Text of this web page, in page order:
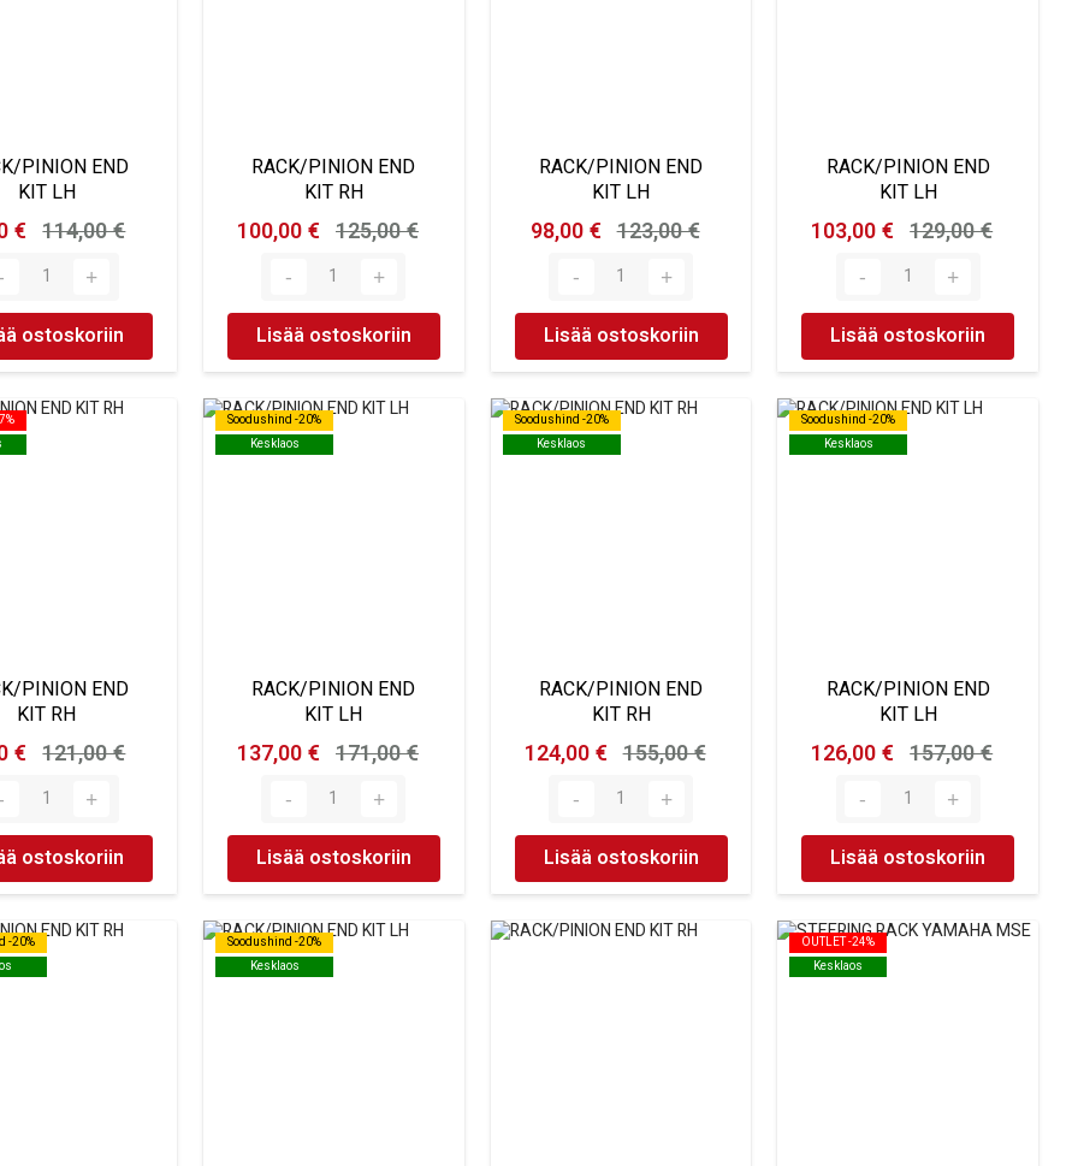
PINION END
KIT LH
€ 114,00 €
ostoskoriin
RACK/PINION END
KIT RH
100,00 € 125,00 €
Lisää ostoskoriin
RACK/PINION END
KIT LH
98,00 € 123,00 €
Lisää ostoskoriin
RACK/PINION END
KIT LH
103,00 € 129,00 €
Lisää ostoskoriin
PINION END
KIT RH
€ 121,00 €
ostoskoriin
Soodushind -20%
Kesklaos
Soodushind -20%
Kesklaos
RACK/PINION END
KIT LH
137,00 € 171,00 €
Lisää ostoskoriin
Soodushind -20%
Kesklaos
Soodushind -20%
Kesklaos
RACK/PINION END
KIT RH
124,00 € 155,00 €
Lisää ostoskoriin
Soodushind -20%
Kesklaos
Soodushind -20%
Kesklaos
RACK/PINION END
KIT LH
126,00 € 157,00 €
Lisää ostoskoriin
-20%
-20%
Soodushind -20%
Kesklaos
Soodushind -20%
Kesklaos
OUTLET -24%
Kesklaos
OUTLET -24%
Kesklaos